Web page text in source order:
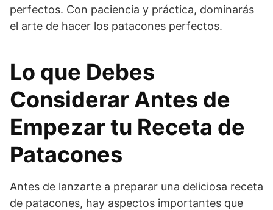
perfectos. Con paciencia y práctica, dominarás
el arte de hacer los patacones perfectos.
Lo que Debes
Considerar Antes de
Empezar tu Receta de
Patacones
Antes de lanzarte a preparar una deliciosa receta
de patacones, hay aspectos importantes que